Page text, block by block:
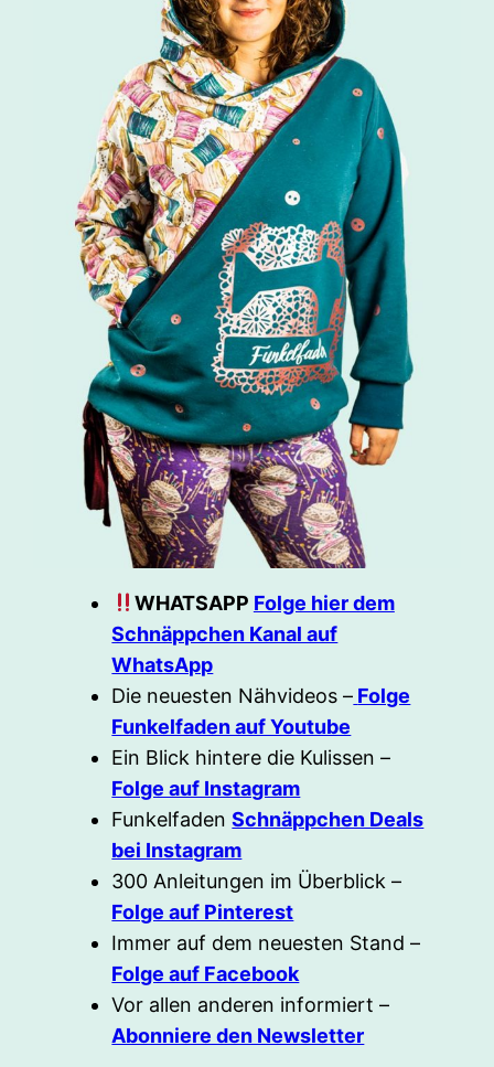
WHATSAPP Folge hier dem
Schnäppchen Kanal auf
WhatsApp
Die neuesten Nähvideos – Folge
Funkelfaden auf Youtube
Ein Blick hintere die Kulissen –
Folge auf Instagram
FunkelfadenSchnäppchen Deals
bei Instagram
300 Anleitungen im Überblick –
Folge auf Pinterest
Immer auf dem neuesten Stand –
Folge auf Facebook
Vor allen anderen informiert –
Abonniere den Newsletter